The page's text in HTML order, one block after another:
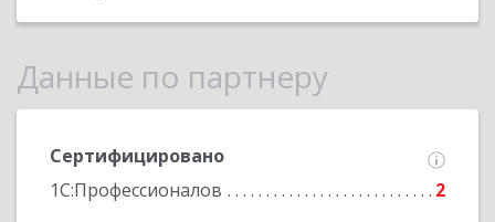
Данные по партнеру
Сертифицировано
1С:Профессионалов
2